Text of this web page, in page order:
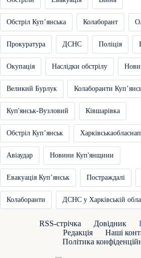
Обстріл Купʼянська Колаборант
Прокуратура ДСНС Поліція
Окупація Наслідки обстрілу
Великий Бурлук Колаборанти
Куп'янськ-Вузловий Ківшарівка
Обстріл Купʼянськ
Авіаудар Новини Куп'янщини
Евакуація Купʼянськ Постраждалі
Колаборанти ДСНС у Харківській
RSS-стрічка Довідник
Редакція
Наші
Політика